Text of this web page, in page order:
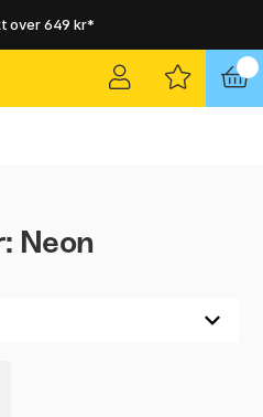
over 649 kr*
utleveringssted
utleveringssted
Neon